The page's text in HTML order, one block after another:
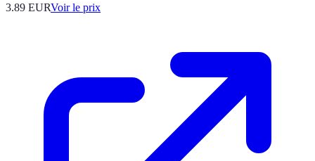
3.89 EURVoir le prix